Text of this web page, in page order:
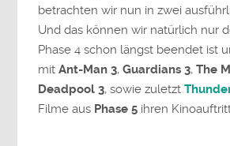
betrachten wir nun in zwei
Und das können wir natürlich nur
Phase 4 schon längst beendet ist
mitAnt-Man 3,Guardians 3, The
Deadpool 3, sowie zuletzt
Filme aus Phase 5 ihren